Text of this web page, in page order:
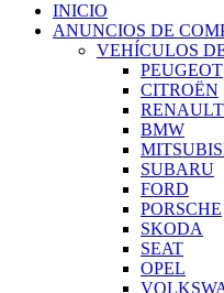
INICIO
ANUNCIOS DE
VEHÍCULOS
PEUGEOT
CITROËN
RENAULT
BMW
SUBARU
FORD
PORSCHE
SKODA
SEAT
OPEL